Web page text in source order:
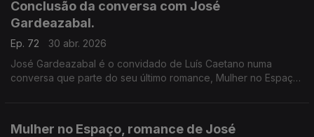
Conclusão da conversa com José
Gardeazabal.
Ep. 72
30 abr. 2026
José Gardeazabal é o convidado de Luís Caetano numa
conversa que parte do seu último romance, Mulher no Espaço,
Mulher no Espaço, romance de José